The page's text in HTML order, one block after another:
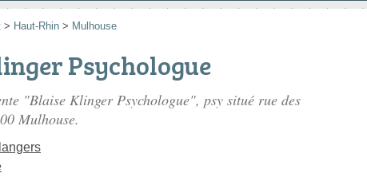
> Haut-Rhin > Mulhouse
Psychologue
"Blaise Klinger Psychologue", psy situé rue des
Mulhouse.